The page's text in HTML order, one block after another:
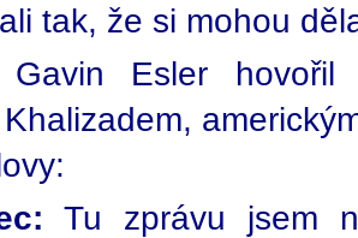
tak, že si mohou
Gavin Esler
Tu zprávu jsem